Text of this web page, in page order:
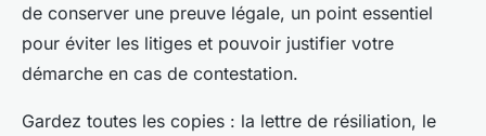
de conserver une preuve légale, un point essentiel
pour éviter les litiges et pouvoir justifier votre
démarche en cas de contestation.
Gardez toutes les copies : la lettre de résiliation, le